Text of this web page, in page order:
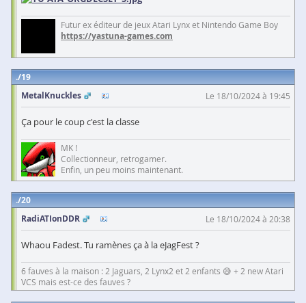
Futur ex éditeur de jeux Atari Lynx et Nintendo Game Boy
https://yastuna-games.com
19
MetalKnuckles
Le 18/10/2024 à 19:45
Ça pour le coup c'est la classe
MK !
Collectionneur, retrogamer.
Enfin, un peu moins maintenant.
20
RadiATIonDDR
Le 18/10/2024 à 20:38
Whaou Fadest. Tu ramènes ça à la eJagFest ?
6 fauves à la maison : 2 Jaguars, 2 Lynx2 et 2 enfants 😅 + 2 new Atari
VCS mais est-ce des fauves ?